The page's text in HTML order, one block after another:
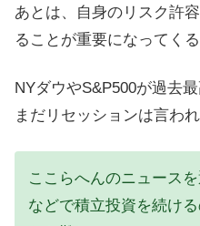
あとは、自身のリスク許
ることが重要になってくる
NYダウやS&P500が過去
まだリセッションは言わ
ここらへんのニュース
などで積立投資を続け